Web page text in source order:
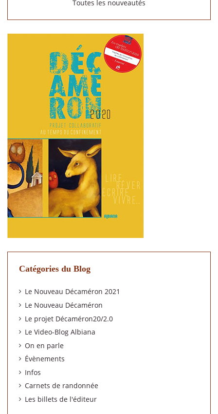
Toutes les nouveautés
Catégories du Blog
Le Nouveau Décaméron 2021
Le Nouveau Décaméron
Le projet Décaméron20/2.0
Le Video-Blog Albiana
On en parle
Évènements
Infos
Carnets de randonnée
Les billets de l'éditeur